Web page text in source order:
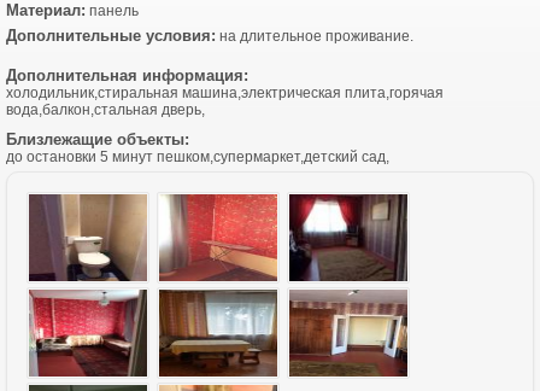
Материал: панель
Дополнительные условия: на длительное проживание.
Дополнительная информация:
холодильник,стиральная машина,электрическая плита,горячая
вода,балкон,стальная дверь,
Близлежащие объекты:
до остановки 5 минут пешком,супермаркет,детский сад,